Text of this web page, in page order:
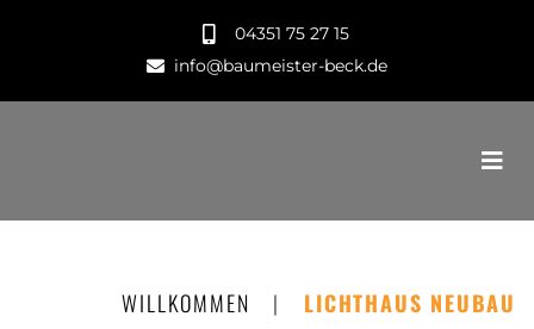
04351 75 27 15
info@baumeister-beck.de
WILLKOMMEN | LICHTHAUS NEUBAU